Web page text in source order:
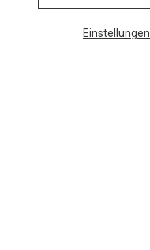
Einstellungen